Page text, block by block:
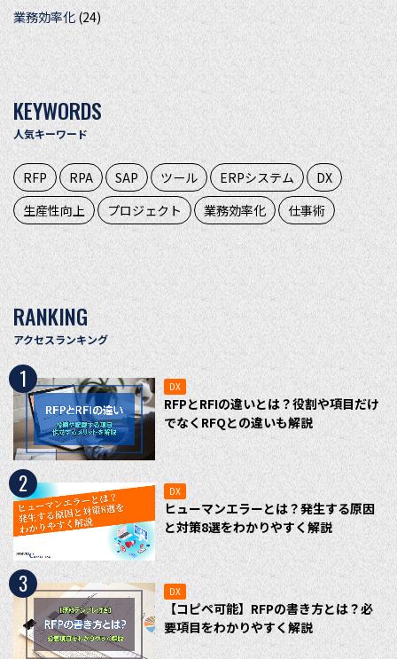
業務効率化 (24)
KEYWORDS
人気キーワード
RFP RPA SAP ツール ERPシステム
DX
生産性向上
プロジェクト 業務効率化 仕事術
RANKING
アクセスランキング
1 DX
RFPとRFIの違いとは？役割や項目だけ
でなくRFQとの違いも解説
2 DX
ヒューマンエラーとは？発生する原因
と対策8選をわかりやすく解説
3 DX
【コピペ可能】RFPの書き方とは？必
要項目をわかりやすく解説